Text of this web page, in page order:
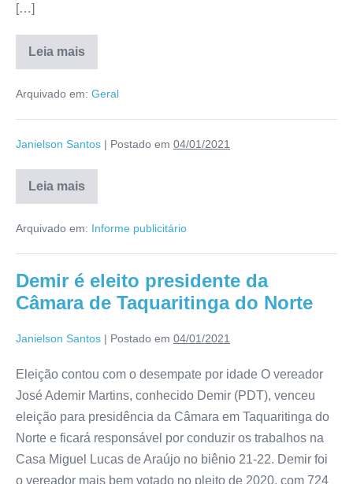
[…]
Leia mais
Arquivado em: Geral
Janielson Santos | Postado em 04/01/2021
Leia mais
Arquivado em: Informe publicitário
Demir é eleito presidente da
Câmara de Taquaritinga do Norte
Janielson Santos | Postado em 04/01/2021
Eleição contou com o desempate por idade O vereador
José Ademir Martins, conhecido Demir (PDT), venceu
eleição para presidência da Câmara em Taquaritinga do
Norte e ficará responsável por conduzir os trabalhos na
Casa Miguel Lucas de Araújo no biênio 21-22. Demir foi
o vereador mais bem votado no pleito de 2020, com 724